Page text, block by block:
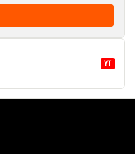
YT